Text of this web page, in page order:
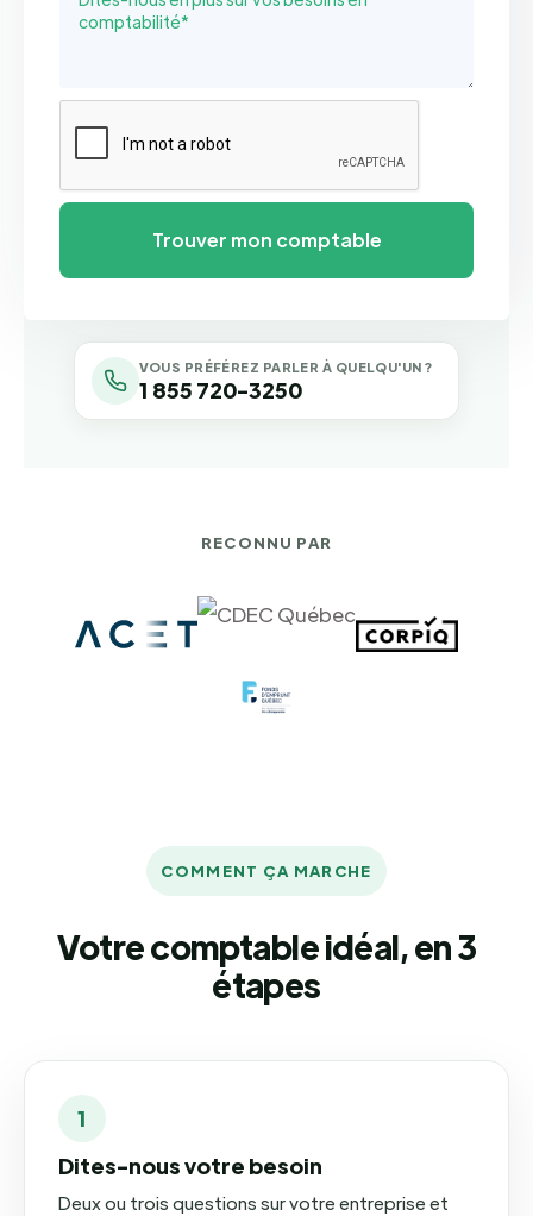
VOUS PRÉFÉREZ PARLER À QUELQU'UN ?
1 855 720-3250
RECONNU PAR
COMMENT ÇA MARCHE
Votre comptable idéal, en 3
étapes
1
Dites-nous votre besoin
Deux ou trois questions sur votre entreprise et